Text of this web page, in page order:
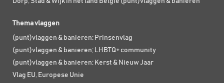
Thema vlaggen
(punt)vlaggen & banieren; Prinsenvlag
(punt)vlaggen & banieren; LHBTQ+ community
(punt)vlaggen & banieren; Kerst & Nieuw Jaar
Vlag EU, Europese Unie